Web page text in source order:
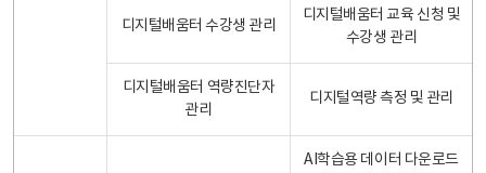
디지털배움터 수강생 관리
디지털배움터 교육 신청 및
수강생 관리
디지털배움터 역량진단자
관리
디지털역량 측정 및 관리
AI학습용 데이터 다운로드